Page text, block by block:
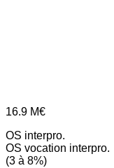
16.9 M€
OS interpro.
OS vocation interpro.
(3 à 8%)